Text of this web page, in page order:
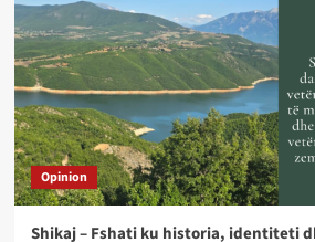
Opinion
Shikaj – Fshati ku historia, identiteti